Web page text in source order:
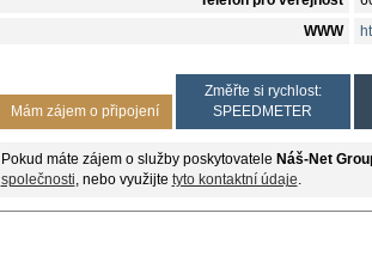
WWW
Mám zájem o připojení
Změřte si rychlost:
SPEEDMETER
Pokud máte zájem o služby poskytovatele Náš-Net
společnosti , nebo využijte tyto kontaktní údaje